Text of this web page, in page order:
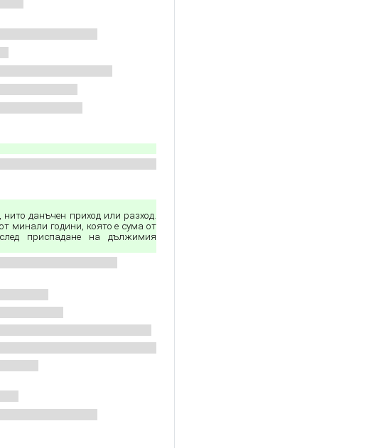
данъчен приход или разход.
минали години, която е сума от
приспадане на дължимия